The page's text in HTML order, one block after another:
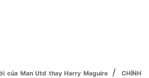
của Man Utd thay Harry Maguire /
CHÍNH